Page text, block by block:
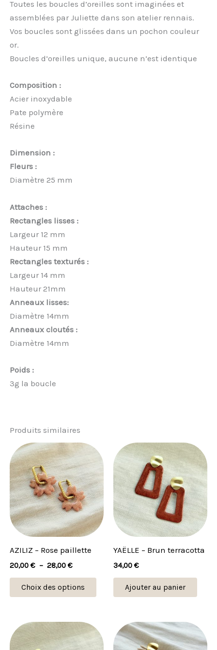
Toutes les boucles d’oreilles sont imaginées et
assemblées par Juliette dans son atelier rennais.
Vos boucles sont glissées dans un pochon couleur
or.
Boucles d’oreilles unique, aucune n’est identique
Composition :
Acier inoxydable
Pate polymère
Résine
Dimension :
Fleurs :
Diamètre 25 mm
Attaches :
Rectangles lisses :
Largeur 12 mm
Hauteur 15 mm
Rectangles texturés :
Largeur 14 mm
Hauteur 21mm
Anneaux lisses:
Diamètre 14mm
Anneaux cloutés :
Diamètre 14mm
Poids :
3g la boucle
Produits similaires
AZILIZ – Rose paillette
20,00 € – 28,00 €
Plage
de
prix :
20,00 €
à
28,00 €
Choix des options
Ce
produit
a
plusieurs
variations.
Les
options
choisies
la
produit
YAËLLE – Brun terracotta
34,00 €
Ajouter au panier